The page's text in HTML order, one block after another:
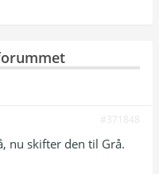
#371848
nu skifter den til Grå.